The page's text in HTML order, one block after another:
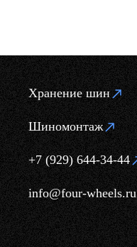
Хранение шин
Шиномонтаж
+7 (929) 644-34-44
info@four-wheels.ru